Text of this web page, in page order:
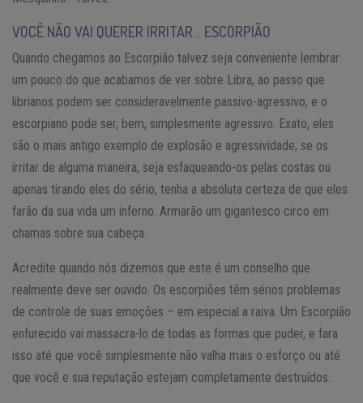
VOCÊ NÃO VAI QUERER IRRITAR… ESCORPIÃO
Quando chegamos ao Escorpião talvez seja conveniente lembrar
um pouco do que acabamos de ver sobre Libra, ao passo que
librianos podem ser consideravelmente passivo-agressivo, e o
escorpiano pode ser, bem, simplesmente agressivo. Exato, eles
são o mais antigo exemplo de explosão e agressividade; se os
irritar de alguma maneira, seja esfaqueando-os pelas costas ou
apenas tirando eles do sério, tenha a absoluta certeza de que eles
farão da sua vida um inferno. Armarão um gigantesco circo em
chamas sobre sua cabeça.
Acredite quando nós dizemos que este é um conselho que
realmente deve ser ouvido. Os escorpiões têm sérios problemas
de controle de suas emoções – em especial a raiva. Um Escorpião
enfurecido vai massacra-lo de todas as formas que puder, e fara
isso até que você simplesmente não valha mais o esforço ou até
que você e sua reputação estejam completamente destruídos.